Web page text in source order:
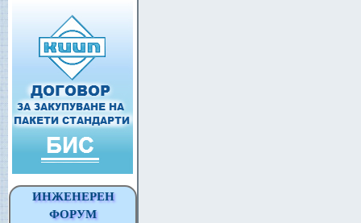
ИНЖЕНЕРЕН
ФОРУМ